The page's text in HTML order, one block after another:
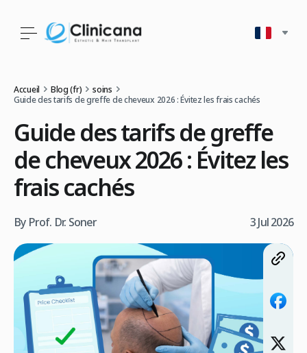
Accueil Blog (fr)
soins
Guide des tarifs de greffe de cheveux 2026 : Évitez les frais cachés
Guide des tarifs de greffe
de cheveux 2026 : Évitez les
frais cachés
By Prof. Dr. Soner 3 Jul 2026